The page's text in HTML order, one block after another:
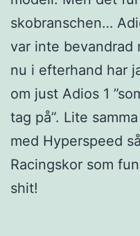
skobranschen…
var inte bevandrad
nu i efterhand har
om just Adios 1
tag på”. Lite
med Hyperspeed
Racingskor som
shit!